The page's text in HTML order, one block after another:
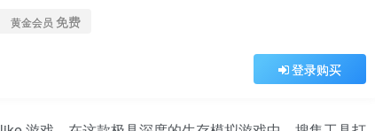
黄金会员 免费
登录购买